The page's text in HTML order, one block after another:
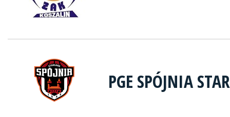
PGE SPÓJNIA